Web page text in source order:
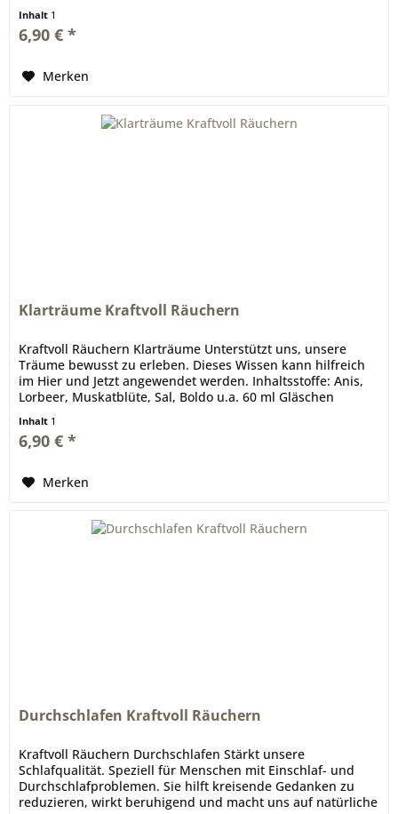
Inhalt 1
6,90 € *
Merken
Klarträume Kraftvoll Räuchern
Kraftvoll Räuchern Klarträume Unterstützt uns, unsere
Träume bewusst zu erleben. Dieses Wissen kann hilfreich
im Hier und Jetzt angewendet werden. Inhaltsstoffe: Anis,
Lorbeer, Muskatblüte, Sal, Boldo u.a. 60 ml Gläschen
Inhalt 1
6,90 € *
Merken
Durchschlafen Kraftvoll Räuchern
Kraftvoll Räuchern Durchschlafen Stärkt unsere
Schlafqualität. Speziell für Menschen mit Einschlaf- und
Durchschlafproblemen. Sie hilft kreisende Gedanken zu
reduzieren, wirkt beruhigend und macht uns auf natürliche